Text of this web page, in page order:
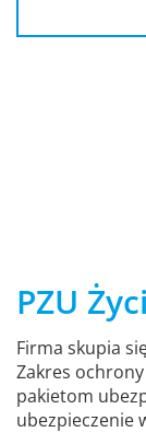
PZU
Firma skupia
Zakres
pakietom
ubezpieczenie